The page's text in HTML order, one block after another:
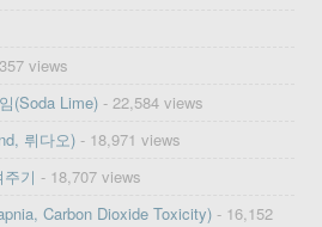
views
(Soda Lime) - 22,584 views
뤼다오) - 18,971 views
기 - 18,707 views
Carbon Dioxide Toxicity) - 16,152